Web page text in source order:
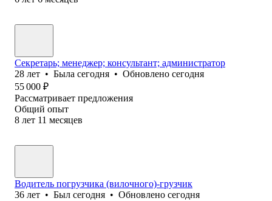
Секретарь; менеджер; консультант; администратор
28 лет • Была сегодня • Обновлено сегодня
55 000 ₽
Рассматривает предложения
Общий опыт
8 лет 11 месяцев
Водитель погрузчика (вилочного)-грузчик
36 лет • Был сегодня • Обновлено сегодня